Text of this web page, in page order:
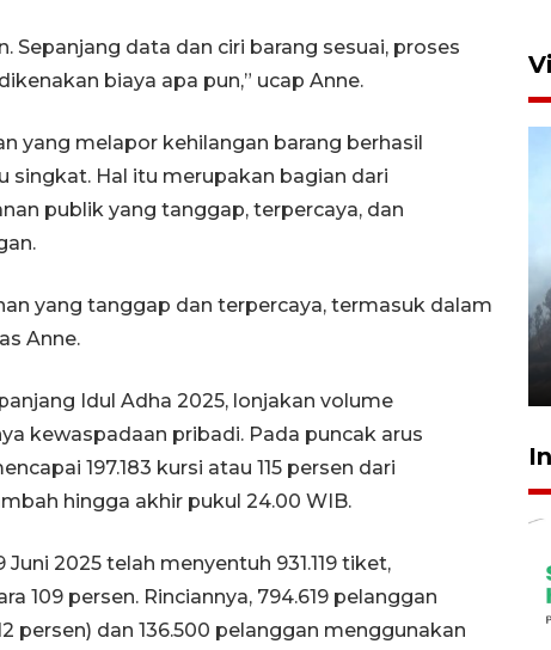
Sepanjang data dan ciri barang sesuai, proses
biaya apa pun,” ucap Anne.
yang melapor kehilangan barang berhasil
Hal itu merupakan bagian dari
publik yang tanggap, terpercaya, dan
yang tanggap dan terpercaya, termasuk dalam
Anne.
Idul Adha 2025, lonjakan volume
kewaspadaan pribadi. Pada puncak arus
197.183 kursi atau 115 persen dari
hingga akhir pukul 24.00 WIB.
2025 telah menyentuh 931.119 tiket,
109 persen. Rinciannya, 794.619 pelanggan
persen) dan 136.500 pelanggan menggunakan
Water Spray" bantu padamkan